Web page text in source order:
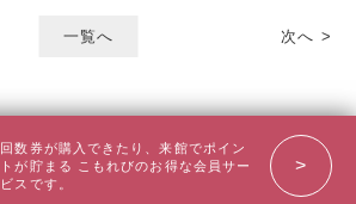
一覧へ 次へ >
回数券が購入できたり、来館でポイン
トが貯まる
こもれびのお得な会員サー
ビスです。